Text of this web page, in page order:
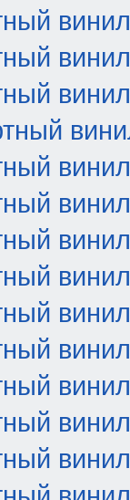
винил
винил
винил
винил
винил
винил
винил
винил
винил
винил
винил
винил